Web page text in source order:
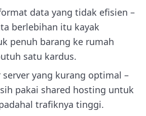
data yang tidak efisien –
berlebihan itu kayak
penuh barang ke rumah
satu kardus.
yang kurang optimal –
pakai shared hosting untuk
trafiknya tinggi.